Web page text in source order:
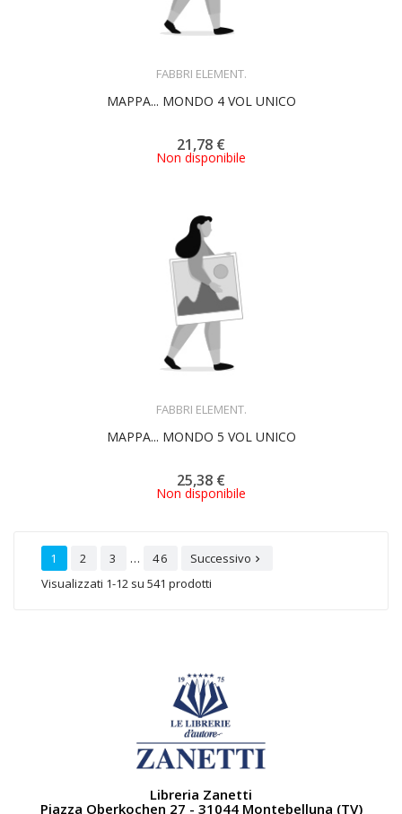
FABBRI ELEMENT.
MAPPA... MONDO 4 VOL UNICO
21,78 €
Non disponibile
FABBRI ELEMENT.
MAPPA... MONDO 5 VOL UNICO
25,38 €
Non disponibile
1 2 3 … 46 Successivo 
Visualizzati 1-12 su 541 prodotti
Libreria Zanetti
Piazza Oberkochen 27 - 31044 Montebelluna (TV)